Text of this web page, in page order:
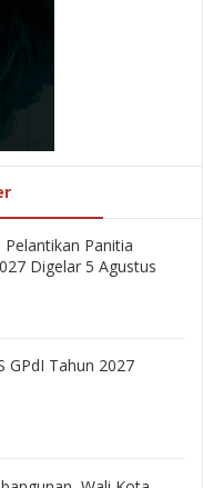
Panitia
Digelar 5 Agustus
GPdI Tahun 2027